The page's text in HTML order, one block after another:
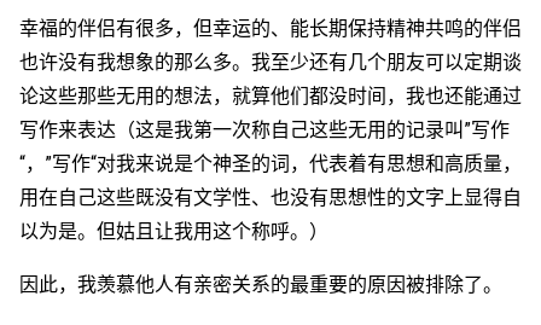
幸福的伴侣有很多，但幸运的、能长期保持精神共鸣的伴侣
也许没有我想象的那么多。我至少还有几个朋友可以定期谈
论这些那些无用的想法，就算他们都没时间，我也还能通过
写作来表达（这是我第一次称自己这些无用的记录叫”写作
“，”写作“对我来说是个神圣的词，代表着有思想和高质量，
用在自己这些既没有文学性、也没有思想性的文字上显得自
以为是。但姑且让我用这个称呼。）
因此，我羡慕他人有亲密关系的最重要的原因被排除了。